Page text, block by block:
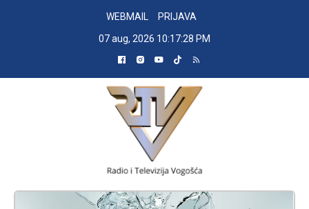
WEBMAIL
PRIJAVA
07 aug, 2026 10:17:28 PM
RADIO TELEVIZIJA VOGOŠĆA